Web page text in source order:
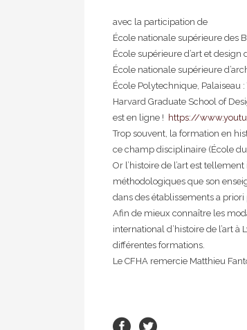
avec la participation de
École nationale supérieure des
École supérieure d’art et
École nationale supérieure
École Polytechnique, Palaiseau
Harvard Graduate School of
est en ligne ! https://
Trop souvent, la formation en
ce champ disciplinaire (École
Or l’histoire de l’art est
méthodologiques que son
dans des établissements a
Afin de mieux connaître les
international d’histoire de l’art
différentes formations.
Le CFHA remercie Matthieu